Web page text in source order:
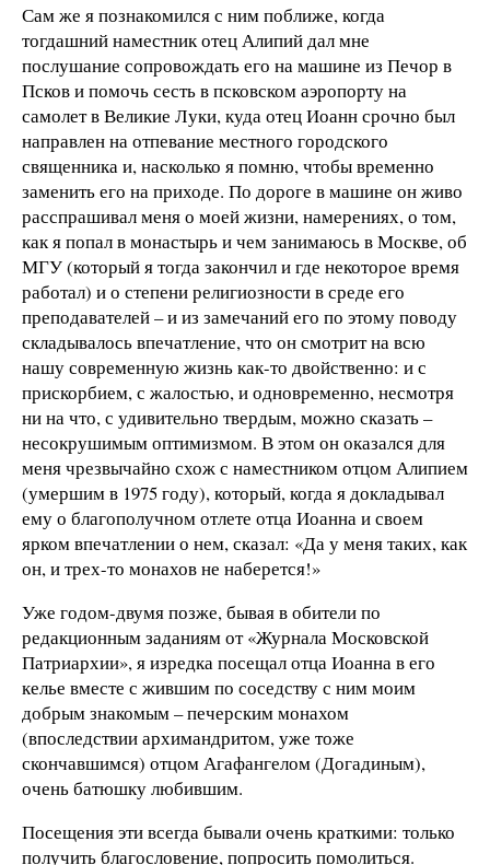
Сам же я познакомился с ним поближе, когда
тогдашний наместник отец Алипий дал мне
послушание сопровождать его на машине из Печор в
Псков и помочь сесть в псковском аэропорту на
самолет в Великие Луки, куда отец Иоанн срочно был
направлен на отпевание местного городского
священника и, насколько я помню, чтобы временно
заменить его на приходе. По дороге в машине он живо
расспрашивал меня о моей жизни, намерениях, о том,
как я попал в монастырь и чем занимаюсь в Москве, об
МГУ (который я тогда закончил и где некоторое время
работал) и о степени религиозности в среде его
преподавателей – и из замечаний его по этому поводу
складывалось впечатление, что он смотрит на всю
нашу современную жизнь как-то двойственно: и с
прискорбием, с жалостью, и одновременно, несмотря
ни на что, с удивительно твердым, можно сказать –
несокрушимым оптимизмом. В этом он оказался для
меня чрезвычайно схож с наместником отцом Алипием
(умершим в 1975 году), который, когда я докладывал
ему о благополучном отлете отца Иоанна и своем
ярком впечатлении о нем, сказал: «Да у меня таких, как
он, и трех-то монахов не наберется!»
Уже годом-двумя позже, бывая в обители по
редакционным заданиям от «Журнала Московской
Патриархии», я изредка посещал отца Иоанна в его
келье вместе с жившим по соседству с ним моим
добрым знакомым – печерским монахом
(впоследствии архимандритом, уже тоже
скончавшимся) отцом Агафангелом (Догадиным),
очень батюшку любившим.
Посещения эти всегда бывали очень краткими: только
получить благословение, попросить помолиться.